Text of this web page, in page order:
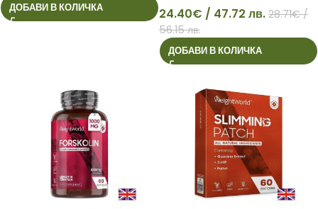
ДОБАВИ В КОЛИЧКА
24
24.40€ / 47.72 лв. 28.71€/
56.15 лв.
ДОБАВИ В КОЛИЧКА